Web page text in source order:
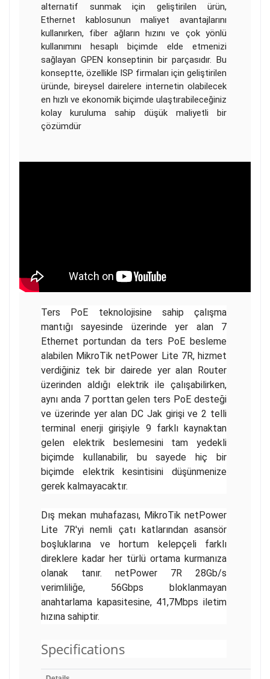
alternatif sunmak için geliştirilen ürün,
Ethernet kablosunun maliyet avantajlarını
kullanırken, fiber ağların hızını ve çok yönlü
kullanımını hesaplı biçimde elde etmenizi
sağlayan GPEN konseptinin bir parçasıdır. Bu
konseptte, özellikle ISP firmaları için geliştirilen
üründe, bireysel dairelere internetin olabilecek
en hızlı ve ekonomik biçimde ulaştırabileceğiniz
kolay kuruluma sahip düşük maliyetli bir
çözümdür
Ters PoE teknolojisine sahip çalışma
mantığı sayesinde üzerinde yer alan 7
Ethernet portundan da ters PoE besleme
alabilen MikroTik netPower Lite 7R, hizmet
verdiğiniz tek bir dairede yer alan Router
üzerinden aldığı elektrik ile çalışabilirken,
aynı anda 7 porttan gelen ters PoE desteği
ve üzerinde yer alan DC Jak girişi ve 2 telli
terminal enerji girişiyle 9 farklı kaynaktan
gelen elektrik beslemesini tam yedekli
biçimde kullanabilir, bu sayede hiç bir
biçimde elektrik kesintisini düşünmenize
gerek kalmayacaktır.
Dış mekan muhafazası, MikroTik netPower
Lite 7R'yi nemli çatı katlarından asansör
boşluklarına ve hortum kelepçeli farklı
direklere kadar her türlü ortama kurmanıza
olanak tanır. netPower 7R 28Gb/s
verimliliğe, 56Gbps bloklanmayan
anahtarlama kapasitesine, 41,7Mbps iletim
hızına sahiptir.
Specifications